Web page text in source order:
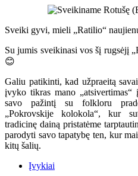
Sveiki gyvi, mieli „Ratilio“
Su jumis sveikinasi vos šį rugsėjį
😊
Galiu patikinti, kad užpraeitą
įvyko tikras mano
savo pažintį su folkloru
„Pokrovskije kolokola“, kur
tradicinę dainą pristatėme
parodyti savo tapatybę ten, kur
kitų šalių.
Įvykiai